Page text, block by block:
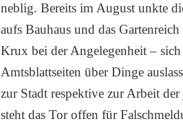
neblig. Bereits im August unkte
aufs Bauhaus und das
Krux bei der Angelegenheit –
Amtsblattseiten über Dinge
zur Stadt respektive zur Arbeit
steht das Tor offen für